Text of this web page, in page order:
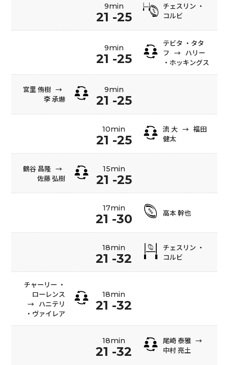
9min
21 -25
チェスリン ・
コルビ
9min
21 -25
テビタ ・タタ
フ → ハリー
・ホッキングス
宮里 侑樹 →
李 承爀
9min
21 -25
10min
21 -25
流 大 → 福田
健太
鶴谷 昌隆 →
佐藤 弘樹
15min
21 -25
17min
21 -30 高本 幹也
18min
21 -32
チェスリン ・
コルビ
チャーリー ・
ローレンス
→ ハニテリ
・ヴァイレア
18min
21 -32
18min
21 -32
尾崎 泰雅 →
中村 亮土